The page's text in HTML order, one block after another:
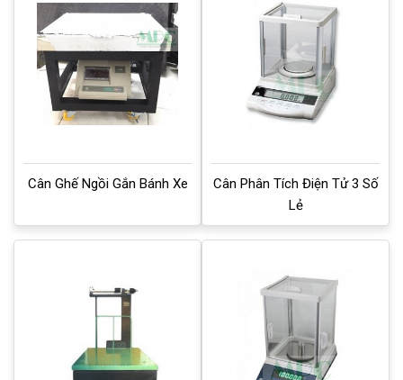
Cân Ghế Ngồi Gắn Bánh Xe
Cân Phân Tích Điện Tử 3 Số
Lẻ